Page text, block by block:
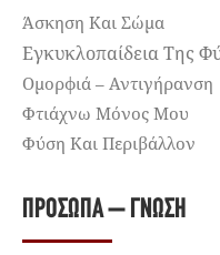
Άσκηση Και Σώμα
Εγκυκλοπαίδεια Της
Ομορφιά – Αντιγήρανση
Φτιάχνω Μόνος Μου
Φύση Και Περιβάλλον
ΠΡΌΣΩΠΑ – ΓΝΏΣΗ